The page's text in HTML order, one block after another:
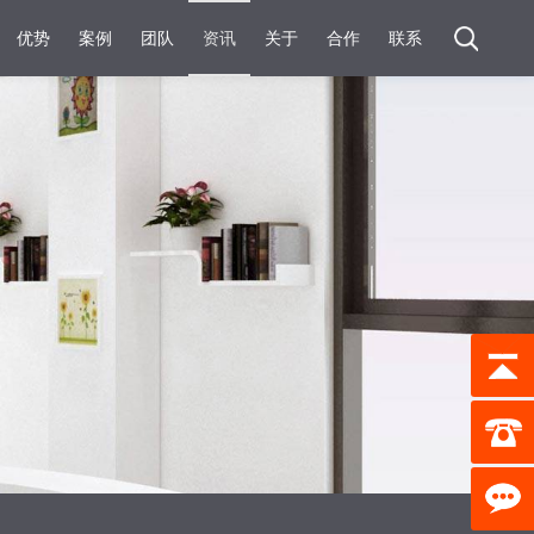
优势 案例 团队 资讯 关于 合作 联系